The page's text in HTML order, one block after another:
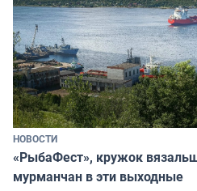
НОВОСТИ
«РыбаФест», кружок
мурманчан в эти выходные